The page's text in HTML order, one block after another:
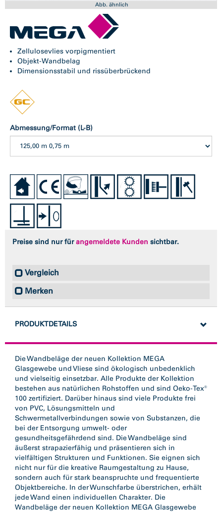
Abb. ähnlich
Zellulosevlies vorpigmentiert
Objekt-Wandbelag
Dimensionsstabil und rissüberbrückend
Abmessung/Format (L-B)
Preise sind nur fürangemeldete Kunden sichtbar.
Vergleich
Merken
PRODUKTDETAILS
Die Wandbeläge der neuen Kollektion MEGA
Glasgewebe und Vliese sind ökologisch unbedenklich
und vielseitig einsetzbar. Alle Produkte der Kollektion
bestehen aus natürlichen Rohstoffen und sind Oeko-Tex®
100 zertifiziert. Darüber hinaus sind viele Produkte frei
von PVC, Lösungsmitteln und
Schwermetallverbindungen sowie von Substanzen, die
bei der Entsorgung umwelt- oder
gesundheitsgefährdend sind. Die Wandbeläge sind
äußerst strapazierfähig und präsentieren sich in
vielfältigen Strukturen und Funktionen. Sie eignen sich
nicht nur für die kreative Raumgestaltung zu Hause,
sondern auch für stark beanspruchte und frequentierte
Objektbereiche. In der Wunschfarbe überstrichen, erhält
jede Wand einen individuellen Charakter. Die
Wandbeläge der neuen Kollektion MEGA Glasgewebe